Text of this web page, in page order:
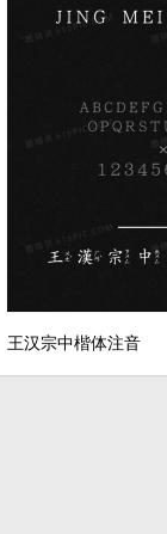
王汉宗中楷体注音